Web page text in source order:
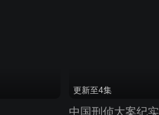
更新至4集
中国刑侦大案纪实